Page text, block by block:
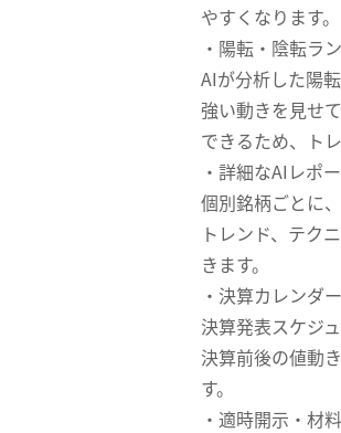
やすくなります。
・陽転・陰転ラ
AIが分析した陽
強い動きを見せ
できるため、ト
・詳細なAIレポ
個別銘柄ごとに
トレンド、テク
きます。
・決算カレンダ
決算発表スケジ
決算前後の値動
す。
・適時開示・材